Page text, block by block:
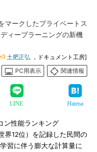
マークしたプライベートス
ィープラーニングの新機
土肥正弘 ，ドキュメント工房]
PC用表示
関連情報
LINE Hatena
ン性能ランキング
界12位）を記録した民間の
習に伴う膨大な計算量に